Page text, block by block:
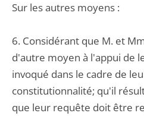
Sur les autres moyens :
6. Considérant que M. et
d'autre moyen à l'appui de
invoqué dans le cadre de
constitutionnalité; qu'il
que leur requête doit être